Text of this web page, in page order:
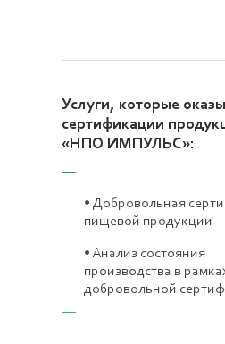
Услуги, которые
сертификации
«НПО ИМПУЛЬС»:
• Добровольная
пищевой продукции
•Анализ состояния
производства в
добровольной